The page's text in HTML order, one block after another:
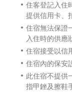
住客登記入住
提供信用卡、
住宿無法保證
入住時的供應
住宿接受以信
住宿內的保安
此住宿不提供
指甲銼及擦鞋